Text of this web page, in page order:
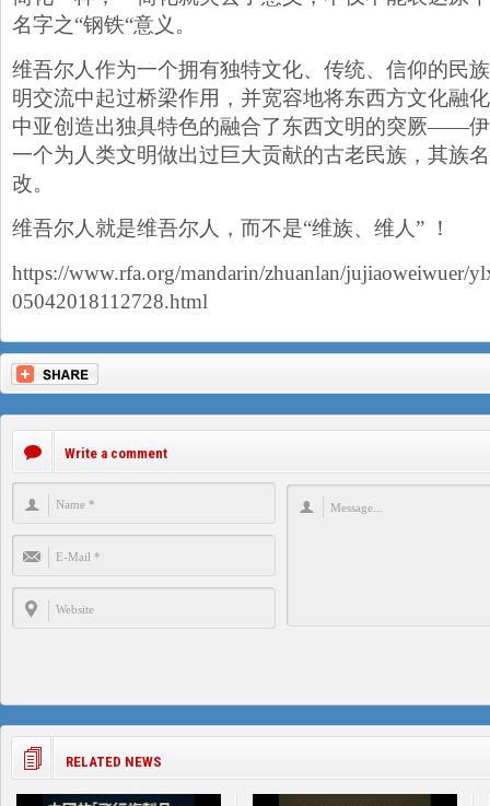
名字之“钢铁“意义。
维吾尔人作为一个拥有独特文化、传统、信仰的民
明交流中起过桥梁作用，并宽容地将东西方文化融
中亚创造出独具特色的融合了东西文明的突厥——
一个为人类文明做出过巨大贡献的古老民族，其族
改。
维吾尔人就是维吾尔人，而不是“维族、维人” ！
https://www.rfa.org/mandarin/zhuanlan/jujiaoweiwuer/
05042018112728.html
Write a comment
RELATED NEWS